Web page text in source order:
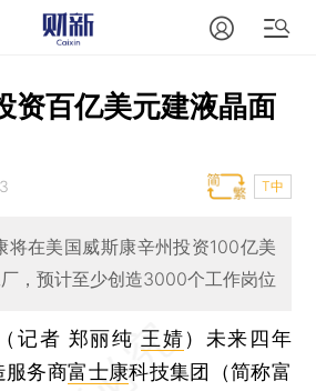
资百亿美元建液晶面
T中
将在美国威斯康辛州投资100亿美
，预计至少创造3000个工作岗位
记者 郑丽纯 王婧） 未来四年
服务商富士康科技集团（简称富